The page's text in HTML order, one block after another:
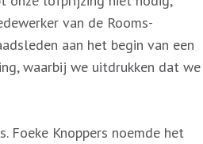
van de Rooms-
aan het begin van een
waarbij we uitdrukken dat we
Foeke Knoppers noemde het